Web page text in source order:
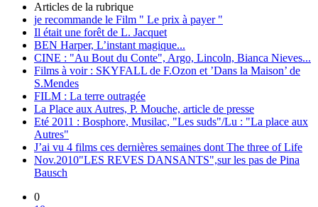
Articles de la rubrique
je recommande le Film " Le prix à payer "
Il était une forêt de L. Jacquet
BEN Harper, L’instant magique...
CINE : "Au Bout du Conte", Argo, Lincoln, Bianca Nieves...
Films à voir : SKYFALL de F.Ozon et ’Dans la Maison’ de
S.Mendes
FILM : La terre outragée
La Place aux Autres, P. Mouche, article de presse
Eté 2011 : Bosphore, Musilac, "Les suds"/Lu : "La place aux
Autres"
J’ai vu 4 films ces dernières semaines dont The three of Life
Nov.2010"LES REVES DANSANTS",sur les pas de Pina
Bausch
0